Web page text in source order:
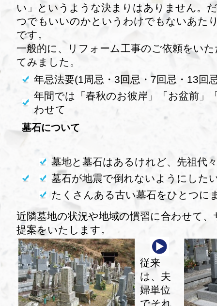
い」というような決まりはありません。
つでもいいのかというわけでもないあた
です。
一般的に、リフォーム工事のご依頼をい
てみました。
年忌法要(1周忌・3回忌・7回忌・13回
年間では「春秋のお彼岸」「お盆前」
わせて
墓石について
墓地と墓石はあるけれど、先祖代
墓石が地震で倒れないようにした
たくさんある古い墓石をひとつに
近隣墓地の状況や地域の慣習に合わせて
提案をいたします。
従来
は、夫
婦単位
でそれ